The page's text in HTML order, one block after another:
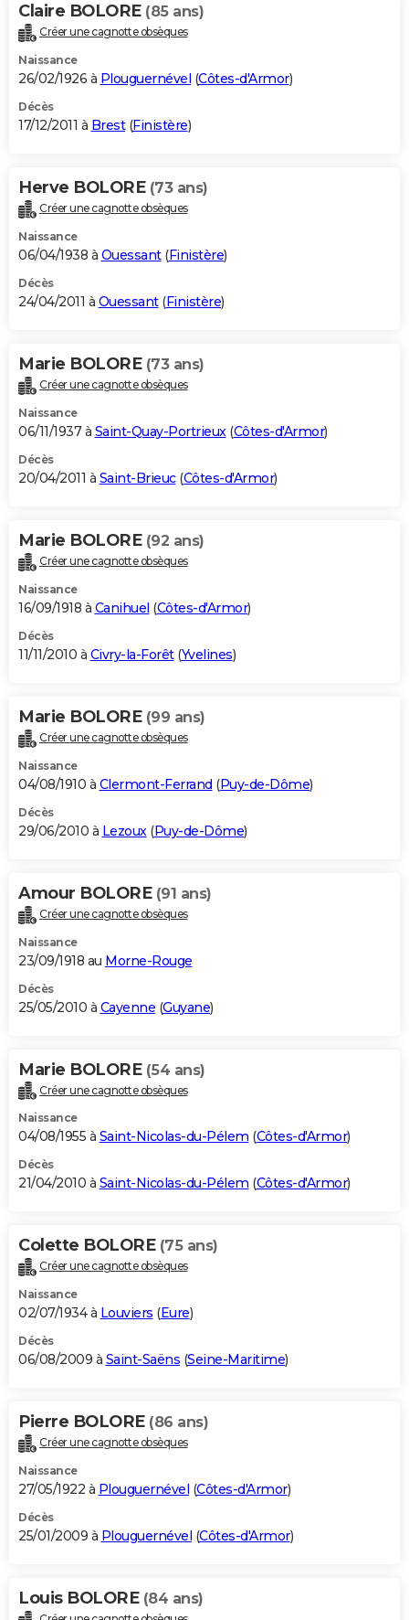
Claire BOLORE (85 ans)
Créer une cagnotte obsèques
Naissance
26/02/1926 à Plouguernével (Côtes-d'Armor)
Décès
17/12/2011 à Brest(Finistère)
Herve BOLORE (73 ans)
Créer une cagnotte obsèques
Naissance
06/04/1938 à Ouessant(Finistère)
Décès
24/04/2011 à Ouessant(Finistère)
Marie BOLORE (73 ans)
Créer une cagnotte obsèques
Naissance
06/11/1937 à Saint-Quay-Portrieux(Côtes-d'Armor)
Décès
20/04/2011 à Saint-Brieuc(Côtes-d'Armor)
Marie BOLORE (92 ans)
Créer une cagnotte obsèques
Naissance
16/09/1918 à Canihuel (Côtes-d'Armor)
Décès
11/11/2010 à Civry-la-Forêt(Yvelines)
Marie BOLORE (99 ans)
Créer une cagnotte obsèques
Naissance
04/08/1910 à Clermont-Ferrand (Puy-de-Dôme)
Décès
29/06/2010 à Lezoux(Puy-de-Dôme)
Amour BOLORE (91 ans)
Créer une cagnotte obsèques
Naissance
23/09/1918 au Morne-Rouge
Décès
25/05/2010 à Cayenne (Guyane)
Marie BOLORE (54 ans)
Créer une cagnotte obsèques
Naissance
04/08/1955 à Saint-Nicolas-du-Pélem (Côtes-d'Armor)
Décès
21/04/2010 à Saint-Nicolas-du-Pélem (Côtes-d'Armor)
Colette BOLORE (75 ans)
Créer une cagnotte obsèques
Naissance
02/07/1934 à Louviers (Eure)
Décès
06/08/2009 à Saint-Saëns (Seine-Maritime)
Pierre BOLORE (86 ans)
Créer une cagnotte obsèques
Naissance
27/05/1922 à Plouguernével (Côtes-d'Armor)
Décès
25/01/2009 à Plouguernével (Côtes-d'Armor)
Louis BOLORE (84 ans)